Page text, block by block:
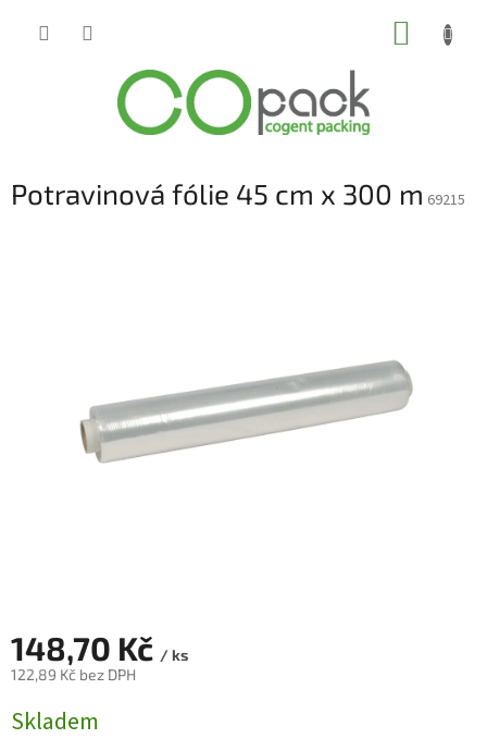
Potravinová fólie 45 cm x 300 m 69215
148,70 Kč / ks
122,89 Kč bez DPH
cena:
Skladem